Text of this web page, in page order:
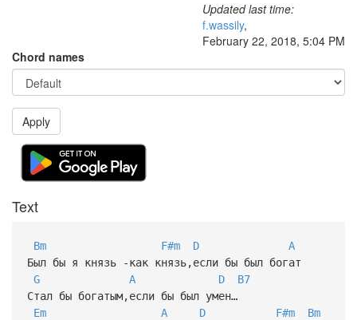
Updated last time:
f.wassily,
February 22, 2018, 5:04 PM
Chord names
Apply
Text
Bm F#m D
A
Был бы я князь -как князь,если бы был богат
G
A D
B7
Стал бы богатым,если бы был умен…
Em
A D F#m
Bm